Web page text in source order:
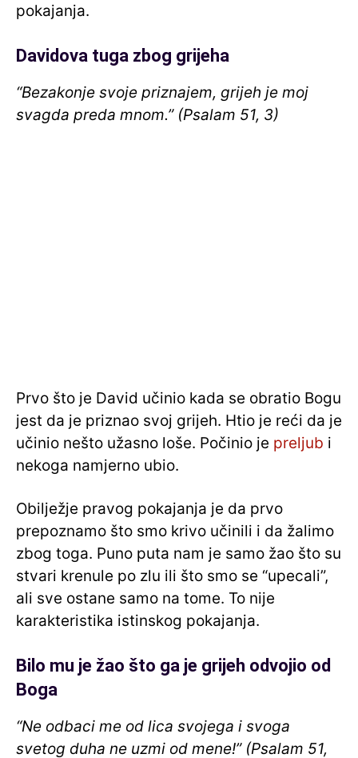
pokajanja.
Davidova tuga zbog grijeha
“Bezakonje svoje priznajem, grijeh je moj
svagda preda mnom.” (Psalam 51, 3)
Prvo što je David učinio kada se obratio Bogu
jest da je priznao svoj grijeh. Htio je reći da je
učinio nešto užasno loše. Počinio je preljub i
nekoga namjerno ubio.
Obilježje pravog pokajanja je da prvo
prepoznamo što smo krivo učinili i da žalimo
zbog toga. Puno puta nam je samo žao što su
stvari krenule po zlu ili što smo se “upecali”,
ali sve ostane samo na tome. To nije
karakteristika istinskog pokajanja.
Bilo mu je žao što ga je grijeh odvojio od
Boga
“Ne odbaci me od lica svojega i svoga
svetog duha ne uzmi od mene!” (Psalam 51,